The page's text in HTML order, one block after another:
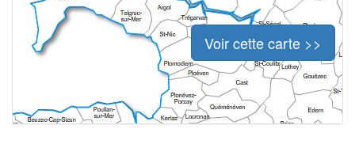
Voir cette carte >>